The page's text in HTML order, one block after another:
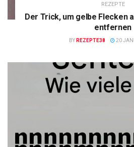
REZEPTE
Der Trick, um gelbe Flecken
entfernen
BY REZEPTE38 20